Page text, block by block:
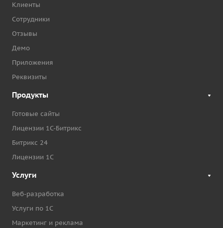
Клиенты
Сотрудники
Отзывы
Демо
Приложения
Реквизиты
Продукты
Готовые сайты
Лицензии 1С-Битрикс
Битрикс 24
Лицензии 1С
Услуги
Веб-разработка
Услуги по 1С
Маркетинг и реклама